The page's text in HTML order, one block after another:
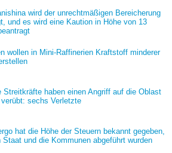
wird der unrechtmäßigen Bereicherung
und es wird eine Kaution in Höhe von 13
wollen in Mini-Raffinerien Kraftstoff minderer
Streitkräfte haben einen Angriff auf die Oblast
sechs Verletzte
hat die Höhe der Steuern bekannt gegeben,
Staat und die Kommunen abgeführt wurden